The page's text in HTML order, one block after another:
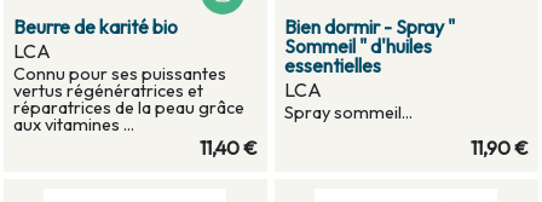
Beurre de karité bio
LCA
Connu pour ses puissantes
vertus régénératrices et
réparatrices de la peau grâce
aux vitamines ...
11,40 €
Bien dormir - Spray "
Sommeil " d'huiles
essentielles
LCA
Spray sommeil...
11,90 €